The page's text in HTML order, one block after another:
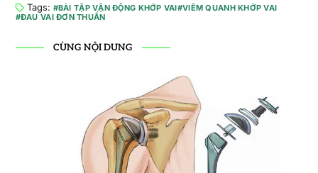
Tags: BÀI TẬP VẬN ĐỘNG KHỚP VAI VIÊM QUANH KHỚP VAI
ĐAU VAI ĐƠN THUẦN
CÙNG NỘI DUNG